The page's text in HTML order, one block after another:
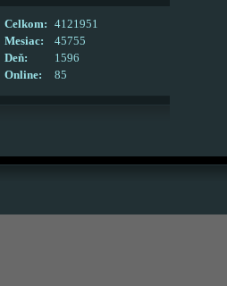
Online: 85
Celkom:
4121951
Mesiac:
45755
Deň:
1596